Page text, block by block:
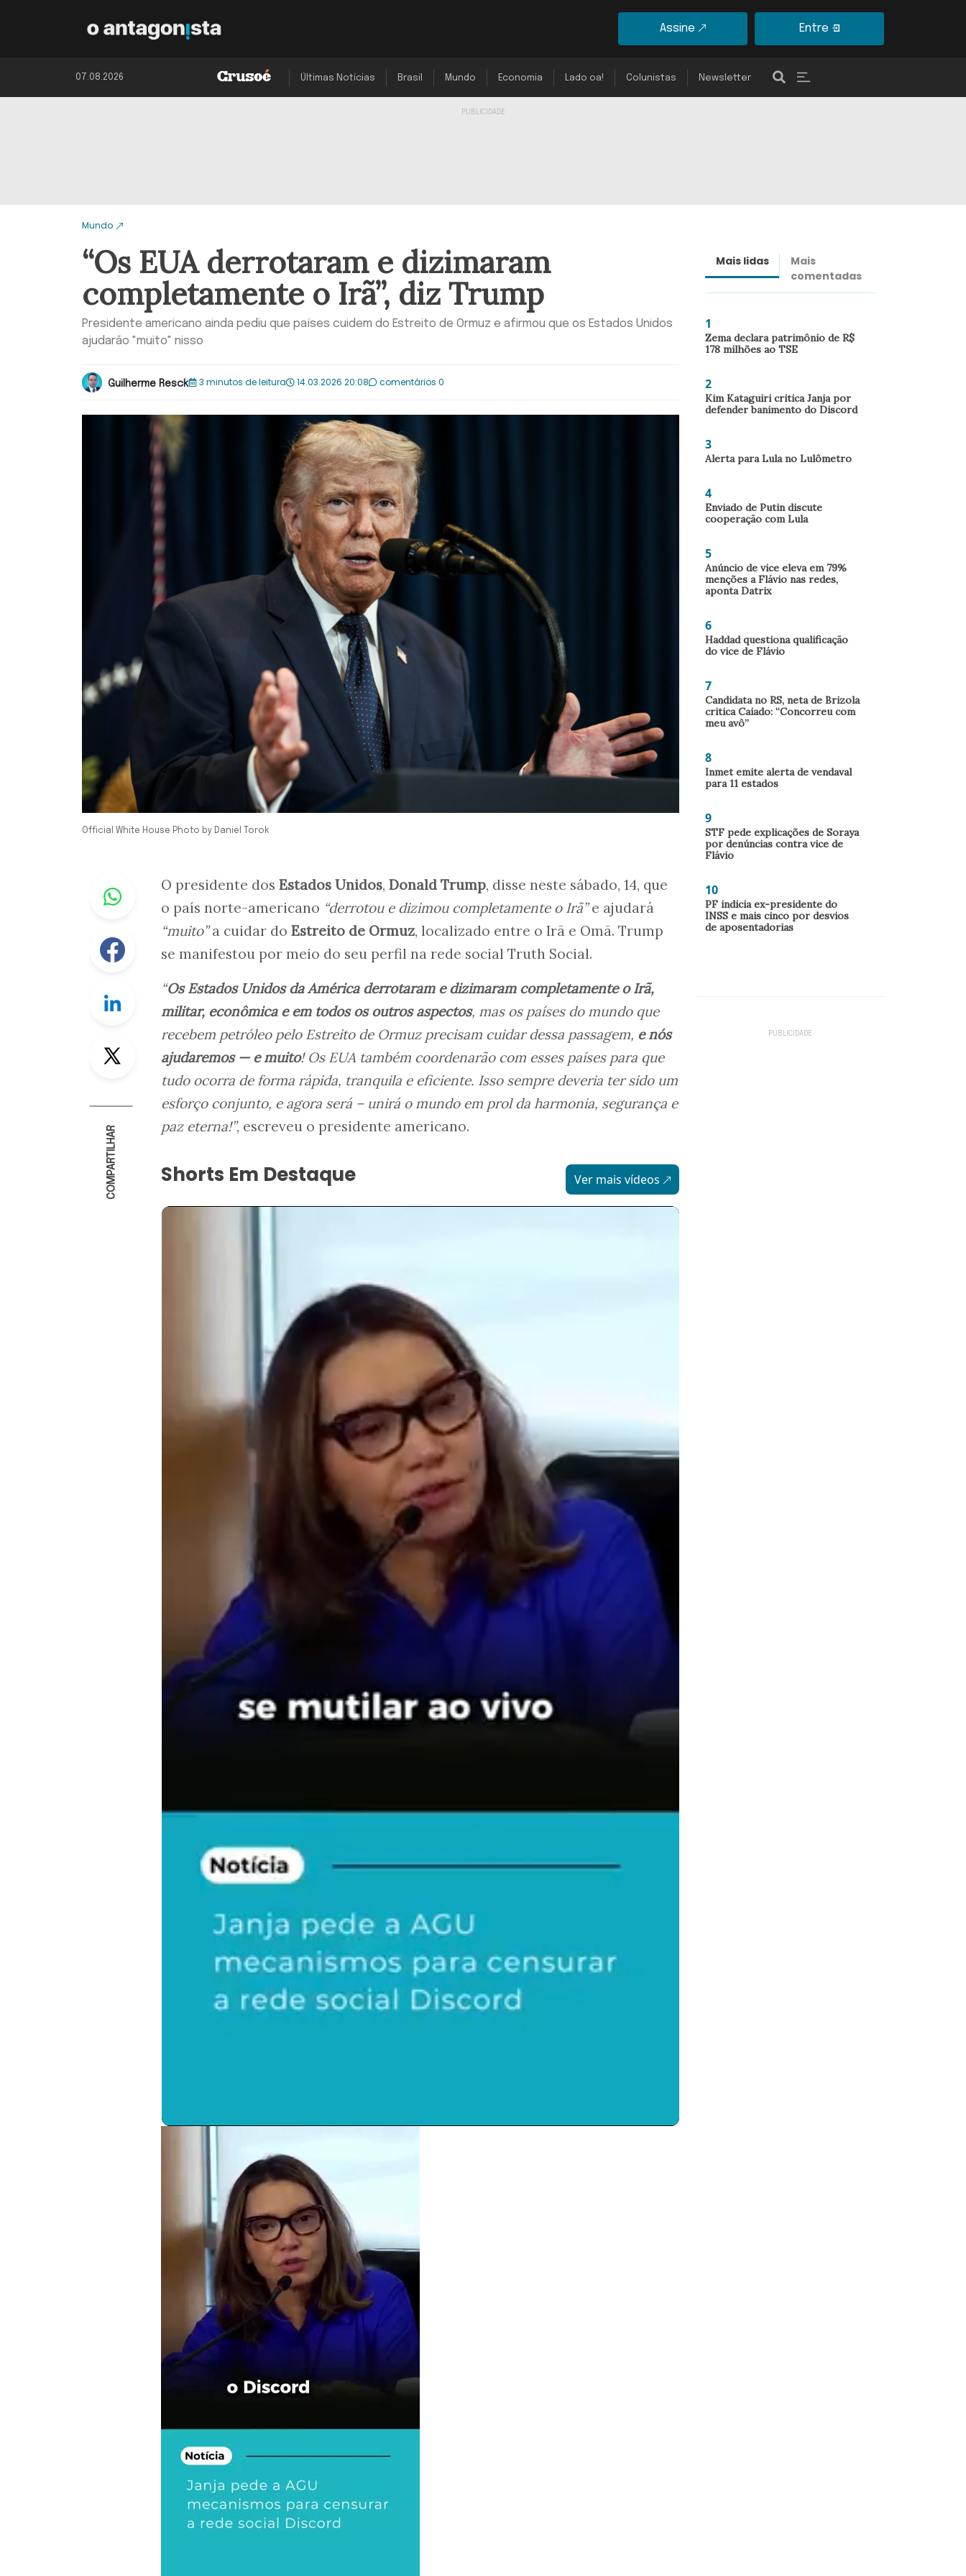
Assine Entre
07.08.2026 Últimas Notícias Brasil Mundo Economia Lado oa! Colunistas Newsletter
Mundo
“Os EUA derrotaram e dizimaram
completamente o Irã”, diz Trump
Presidente americano ainda pediu que países cuidem do Estreito de Ormuz e afirmou que os Estados Unidos
ajudarão "muito" nisso
Guilherme Resck 3 minutos de leitura 14.03.2026 20:08 comentários 0
Official White House Photo by Daniel Torok
Whastapp
Facebook
Linkedin
Twitter
COMPARTILHAR
O presidente dos Estados Unidos, Donald Trump, disse neste sábado, 14, que
o país norte-americano “derrotou e dizimou completamente o Irã”e ajudará
“muito”a cuidar do Estreito de Ormuz, localizado entre o Irã e Omã. Trump
se manifestou por meio do seu perfil na rede social Truth Social.
“Os Estados Unidos da América derrotaram e dizimaram completamente o Irã,
militar, econômica e em todos os outros aspectos, mas os países do mundo que
recebem petróleo pelo Estreito de Ormuz precisam cuidar dessa passagem, e nós
ajudaremos — e muito! Os EUA também coordenarão com esses países para que
tudo ocorra de forma rápida, tranquila e eficiente. Isso sempre deveria ter sido um
esforço conjunto, e agora será – unirá o mundo em prol da harmonia, segurança e
paz eterna!”, escreveu o presidente americano.
Shorts Em Destaque Ver mais vídeos
Mais lidas
Mais
comentadas
1
Zema declara patrimônio de R$
178 milhões ao TSE
2
Kim Kataguiri critica Janja por
defender banimento do Discord
3
Alerta para Lula no Lulômetro
4
Enviado de Putin discute
cooperação com Lula
5
Anúncio de vice eleva em 79%
menções a Flávio nas redes,
aponta Datrix
6
Haddad questiona qualificação
do vice de Flávio
7
Candidata no RS, neta de Brizola
critica Caiado: “Concorreu com
meu avô”
8
Inmet emite alerta de vendaval
para 11 estados
9
STF pede explicações de Soraya
por denúncias contra vice de
Flávio
10
PF indicia ex-presidente do
INSS e mais cinco por desvios
de aposentadorias